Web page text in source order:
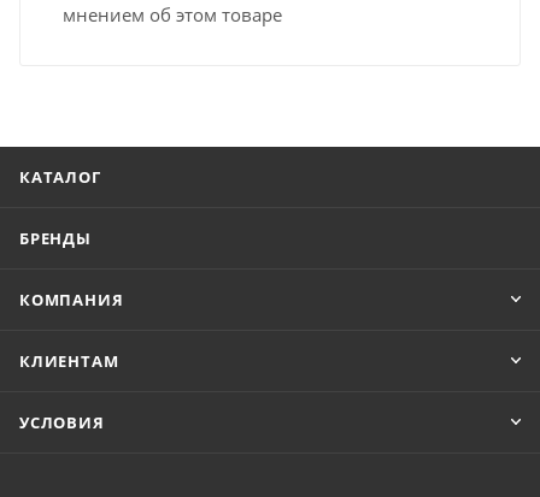
мнением об этом товаре
КАТАЛОГ
БРЕНДЫ
КОМПАНИЯ
КЛИЕНТАМ
УСЛОВИЯ